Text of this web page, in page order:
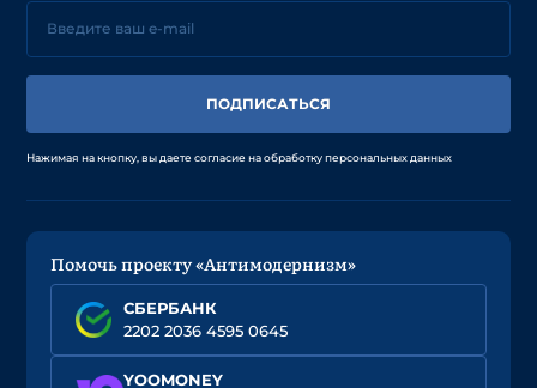
ПОДПИСАТЬСЯ
Нажимая на кнопку, вы даете согласие на обработку персональных данных
Помочь проекту «Антимодернизм»
СБЕРБАНК
2202 2036 4595 0645
YOOMONEY